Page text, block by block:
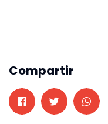
Compartir